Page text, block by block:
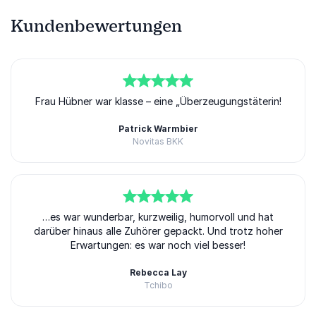
Kundenbewertungen
5von5
Frau Hübner war klasse – eine „Überzeugungstäterin!
Patrick Warmbier
Novitas BKK
von5
…es war wunderbar, kurzweilig, humorvoll und hat
darüber hinaus alle Zuhörer gepackt. Und trotz hoher
Erwartungen: es war noch viel besser!
Rebecca Lay
Tchibo